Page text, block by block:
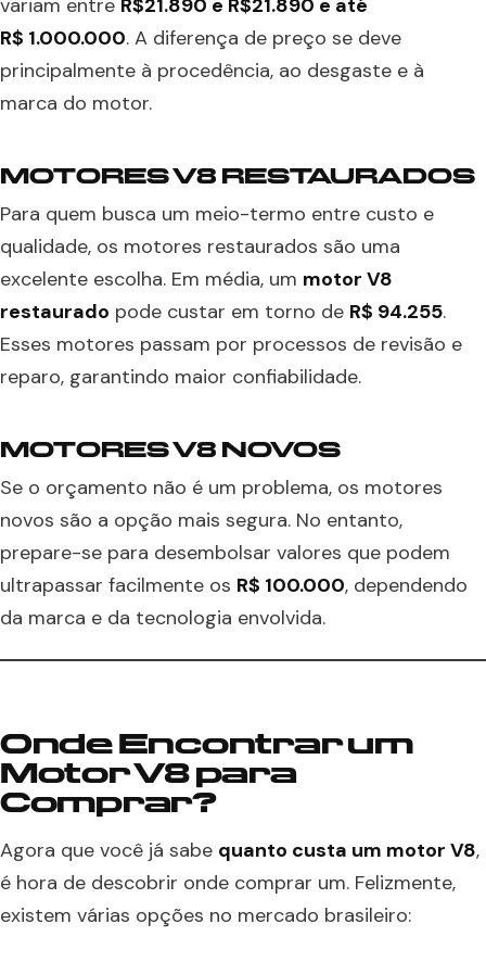
R$ 1.000.000. A diferença de preço se deve
principalmente à procedência, ao desgaste e à
marca do motor.
MOTORES V8 RESTAURADOS
Para quem busca um meio-termo entre custo e
qualidade, os motores restaurados são uma
excelente escolha. Em média, um motor V8
restaurado pode custar em torno de R$ 94.255.
Esses motores passam por processos de revisão e
reparo, garantindo maior confiabilidade.
MOTORES V8 NOVOS
Se o orçamento não é um problema, os motores
novos são a opção mais segura. No entanto,
prepare-se para desembolsar valores que podem
ultrapassar facilmente os R$ 100.000, dependendo
da marca e da tecnologia envolvida.
Onde Encontrar um
Motor V8 para
Comprar?
Agora que você já sabe quanto custa um motor V8,
é hora de descobrir onde comprar um. Felizmente,
existem várias opções no mercado brasileiro: